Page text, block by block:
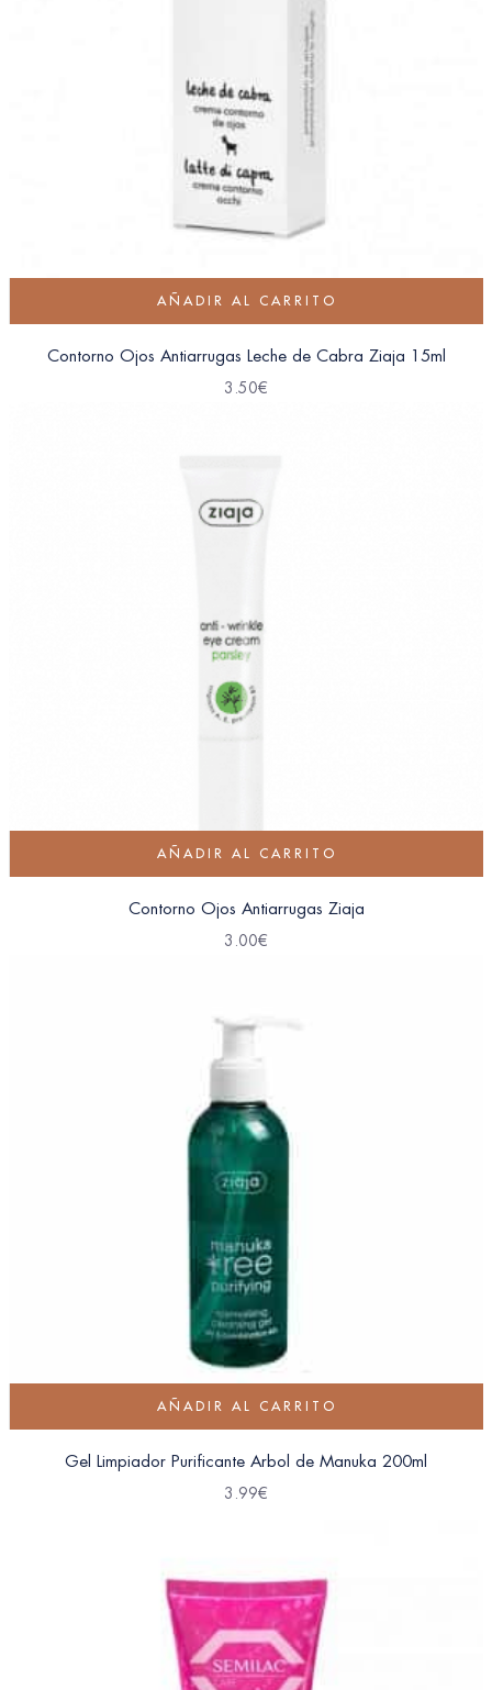
AÑADIR AL CARRITO
Contorno Ojos Antiarrugas Leche de Cabra Ziaja 15ml
3.50€
AÑADIR AL CARRITO
Contorno Ojos Antiarrugas Ziaja
3.00€
AÑADIR AL CARRITO
Gel Limpiador Purificante Arbol de Manuka 200ml
3.99€